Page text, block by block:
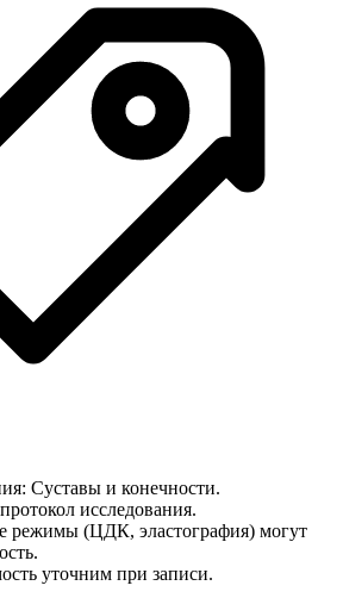
Суставы и конечности.
исследования.
режимы (ЦДК, эластография) могут
уточним при записи.